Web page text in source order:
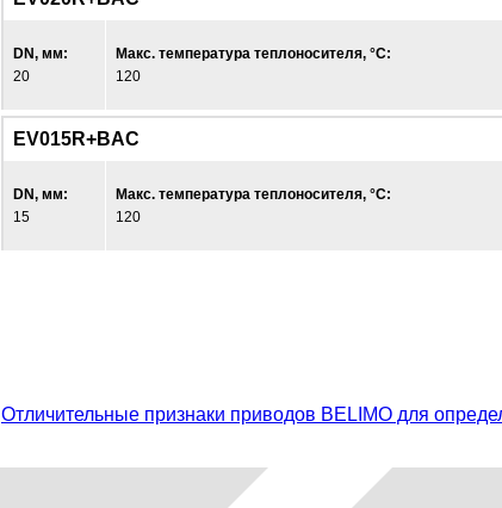
DN, мм:
20
Макс. температура теплоносителя, °С:
120
EV015R+BAC
DN, мм:
15
Макс. температура теплоносителя, °С:
120
Отличительные признаки приводов BELIMO для